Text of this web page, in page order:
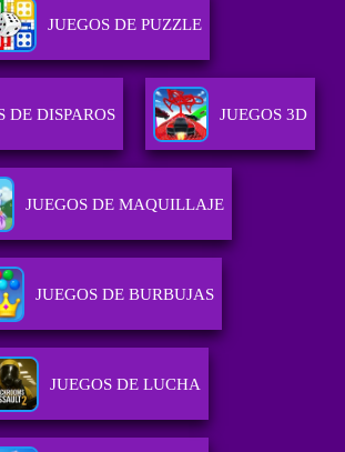
JUEGOS DE PUZZLE
DE DISPAROS JUEGOS 3D
JUEGOS DE MAQUILLAJE
JUEGOS DE BURBUJAS
JUEGOS DE LUCHA